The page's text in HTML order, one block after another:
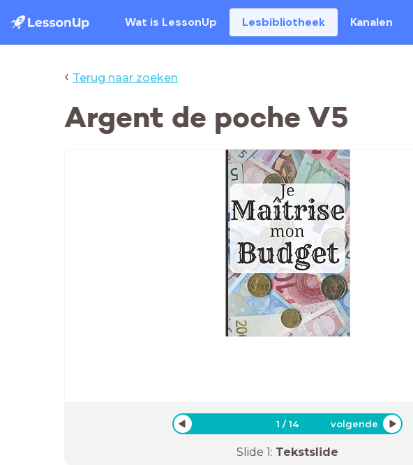
Wat is LessonUp Lesbibliotheek Kanalen
‹ Terug naar zoeken
Argent de poche V5
1 /14 volgende
Slide 1: Tekstslide